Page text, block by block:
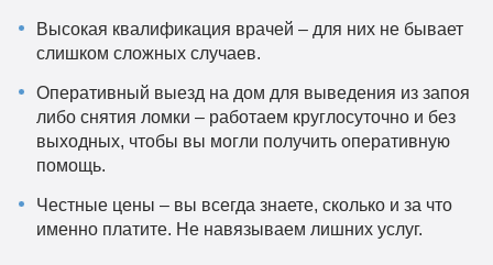
Высокая квалификация врачей – для них не бывает
слишком сложных случаев.
Оперативный выезд на дом для выведения из запоя
либо снятия ломки – работаем круглосуточно и без
выходных, чтобы вы могли получить оперативную
помощь.
Честные цены – вы всегда знаете, сколько и за что
именно платите. Не навязываем лишних услуг.